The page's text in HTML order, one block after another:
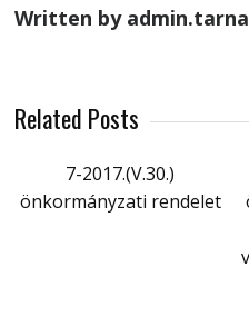
Written by
Related Posts
7-2017.(V.30.)
önkormányzati rendelet